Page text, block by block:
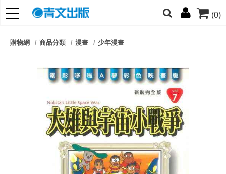
(0)
朋友們，提高警覺！
購物網 商品分類 漫畫 少年漫畫